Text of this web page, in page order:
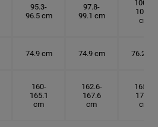
95.3-
96.5 cm
97.8-
99.1 cm
100.3-
101.6
cm
74.9 cm 74.9 cm 76.2 cm
160-
165.1
cm
162.6-
167.6
cm
165.1-
172.7
cm